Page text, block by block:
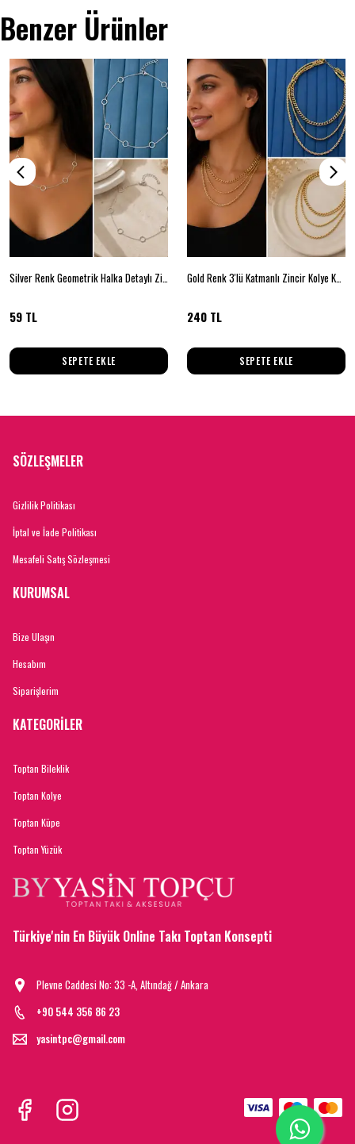
Benzer Ürünler
Silver Renk Geometrik Halka Detaylı Zincir Kolye – Minimal Kadın Kolyesi
59 TL
SEPETE EKLE
Gold Renk 3'lü Katmanlı Zincir Kolye Kadın Kombin Kolye
240 TL
SEPETE EKLE
SÖZLEŞMELER
Gizlilik Politikası
İptal ve İade Politikası
Mesafeli Satış Sözleşmesi
KURUMSAL
Bize Ulaşın
Hesabım
Siparişlerim
KATEGORİLER
Toptan Bileklik
Toptan Kolye
Toptan Küpe
Toptan Yüzük
Türkiye'nin En Büyük Online Takı Toptan Konsepti
Plevne Caddesi No: 33 -A, Altındağ / Ankara
+90 544 356 86 23
yasintpc@gmail.com